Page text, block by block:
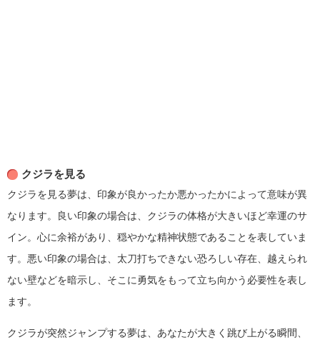
クジラを見る
クジラを見る夢は、印象が良かったか悪かったかによって意味が異
なります。良い印象の場合は、クジラの体格が大きいほど幸運のサ
イン。心に余裕があり、穏やかな精神状態であることを表していま
す。悪い印象の場合は、太刀打ちできない恐ろしい存在、越えられ
ない壁などを暗示し、そこに勇気をもって立ち向かう必要性を表し
ます。
クジラが突然ジャンプする夢は、あなたが大きく跳び上がる瞬間、